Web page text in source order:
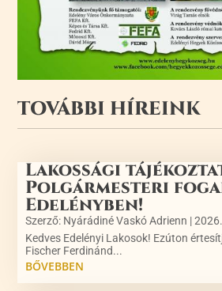
TOVÁBBI HÍREINK
Lakossági
Polgármesteri
Edelényben!
Szerző: Nyárádiné Vaskó Adrienn |
Kedves Edelényi Lakosok! Ezúton
Fischer Ferdinánd...
BŐVEBBEN